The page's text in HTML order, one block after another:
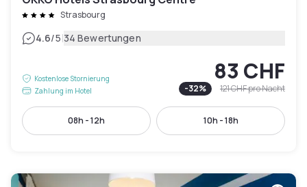
Strasbourg
4.6/5|34 Bewertungen
Kostenlose Stornierung
Zahlung im Hotel
83 CHF
-32% 121 CHFpro Nacht
08h - 12h 10h - 18h